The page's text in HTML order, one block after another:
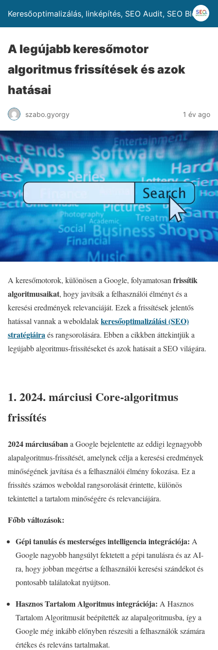
Keresőoptimalizálás, linképítés, SEO Audit, SEO Blog
A legújabb keresőmotor
algoritmus frissítések és azok
hatásai
szabo.gyorgy 1 év ago
A keresőmotorok, különösen a Google, folyamatosan frissítik
algoritmusaikat, hogy javítsák a felhasználói élményt és a
keresési eredmények relevanciáját. Ezek a frissítések jelentős
hatással vannak a weboldalakkeresőoptimalizálási (SEO)
stratégiáiraés rangsorolására. Ebben a cikkben áttekintjük a
legújabb algoritmus-frissítéseket és azok hatásait a SEO világára.
1. 2024. márciusi Core-algoritmus
frissítés
2024 márciusábana Google bejelentette az eddigi legnagyobb
alapalgoritmus-frissítését, amelynek célja a keresési eredmények
minőségének javítása és a felhasználói élmény fokozása. Ez a
frissítés számos weboldal rangsorolását érintette, különös
tekintettel a tartalom minőségére és relevanciájára.
Főbb változások:
Gépi tanulás és mesterséges intelligencia integrációja: A
Google nagyobb hangsúlyt fektetett a gépi tanulásra és az AI-
ra, hogy jobban megértse a felhasználói keresési szándékot és
pontosabb találatokat nyújtson.
Hasznos Tartalom Algoritmus integrációja: A Hasznos
Tartalom Algoritmusát beépítették az alapalgoritmusba, így a
Google még inkább előnyben részesíti a felhasználók számára
értékes és releváns tartalmakat.